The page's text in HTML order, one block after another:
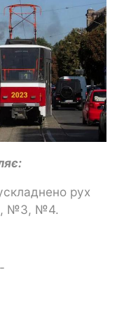
рух
№3, №4.